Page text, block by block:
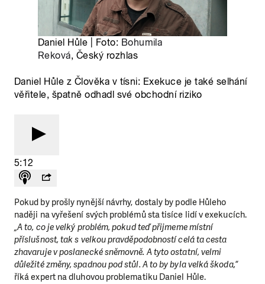
Pokud by prošly nynější návrhy, dostaly by podle Hůleho
naději na vyřešení svých problémů sta tisíce lidí v exekucích.
„A to, co je velký problém, pokud teď přijmeme místní
příslušnost, tak s velkou pravděpodobností celá ta cesta
zhavaruje v poslanecké sněmovně. A tyto ostatní, velmi
důležité změny, spadnou pod stůl. A to by byla velká škoda,“
říká expert na dluhovou problematiku Daniel Hůle.